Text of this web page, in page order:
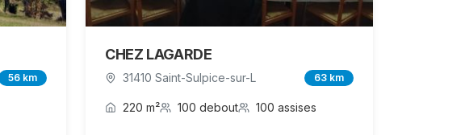
56 km
CHEZ LAGARDE
31410 Saint-Sulpice-sur-L 63 km
220 m² 100 debout 100 assises